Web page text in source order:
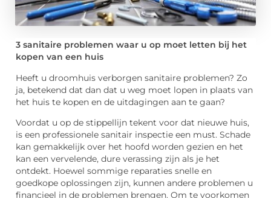
3 sanitaire problemen waar u op moet letten bij het
kopen van een huis
Heeft u droomhuis verborgen sanitaire problemen? Zo
ja, betekend dat dan dat u weg moet lopen in plaats van
het huis te kopen en de uitdagingen aan te gaan?
Voordat u op de stippellijn tekent voor dat nieuwe huis,
is een professionele sanitair inspectie een must. Schade
kan gemakkelijk over het hoofd worden gezien en het
kan een vervelende, dure verassing zijn als je het
ontdekt. Hoewel sommige reparaties snelle en
goedkope oplossingen zijn, kunnen andere problemen u
financieel in de problemen brengen. Om te voorkomen